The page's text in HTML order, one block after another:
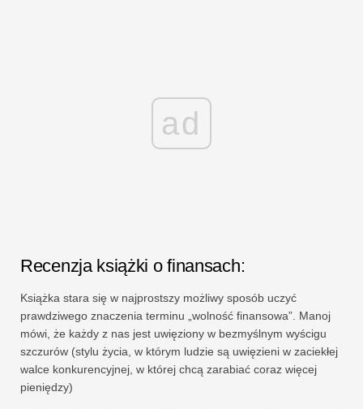
ad
Recenzja książki o finansach:
Książka stara się w najprostszy możliwy sposób uczyć
prawdziwego znaczenia terminu „wolność finansowa”. Manoj
mówi, że każdy z nas jest uwięziony w bezmyślnym wyścigu
szczurów (stylu życia, w którym ludzie są uwięzieni w zaciekłej
walce konkurencyjnej, w której chcą zarabiać coraz więcej
pieniędzy)